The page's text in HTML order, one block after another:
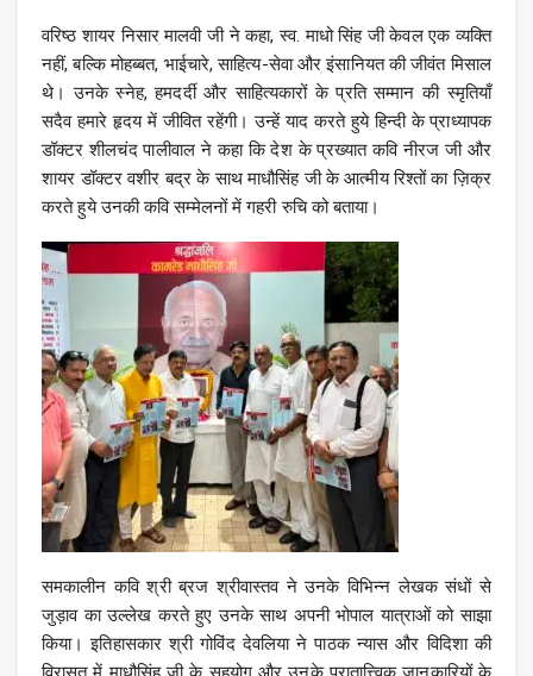
वरिष्ठ शायर निसार मालवी जी ने कहा, स्व. माधो सिंह जी केवल एक व्यक्ति
नहीं, बल्कि मोहब्बत, भाईचारे, साहित्य-सेवा और इंसानियत की जीवंत मिसाल
थे। उनके स्नेह, हमदर्दी और साहित्यकारों के प्रति सम्मान की स्मृतियाँ
सदैव हमारे हृदय में जीवित रहेंगी। उन्हें याद करते हुये हिन्दी के प्राध्यापक
डॉक्टर शीलचंद पालीवाल ने कहा कि देश के प्रख्यात कवि नीरज जी और
शायर डॉक्टर वशीर बद्र के साथ माधौसिंह जी के आत्मीय रिश्तों का ज़िक्र
करते हुये उनकी कवि सम्मेलनों में गहरी रुचि को बताया।
समकालीन कवि श्री ब्रज श्रीवास्तव ने उनके विभिन्न लेखक संधों से
जुड़ाव का उल्लेख करते हुए उनके साथ अपनी भोपाल यात्राओं को साझा
किया। इतिहासकार श्री गोविंद देवलिया ने पाठक न्यास और विदिशा की